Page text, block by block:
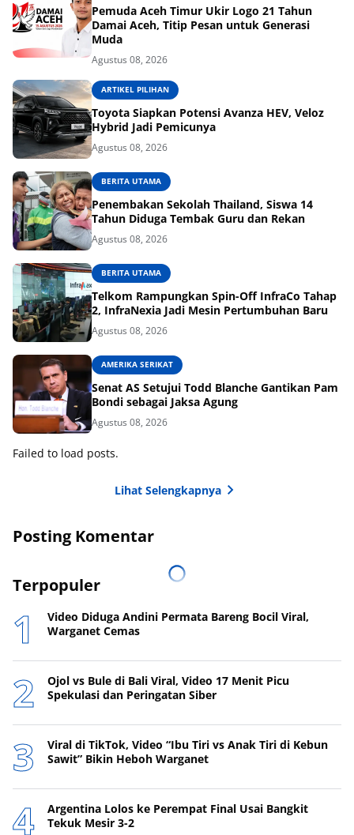
Pemuda Aceh Timur Ukir Logo 21 Tahun
Damai Aceh, Titip Pesan untuk Generasi
Muda
Agustus 08, 2026
ARTIKEL PILIHAN
Toyota Siapkan Potensi Avanza HEV, Veloz
Hybrid Jadi Pemicunya
Agustus 08, 2026
BERITA UTAMA
Penembakan Sekolah Thailand, Siswa 14
Tahun Diduga Tembak Guru dan Rekan
Agustus 08, 2026
BERITA UTAMA
Telkom Rampungkan Spin-Off InfraCo Tahap
2, InfraNexia Jadi Mesin Pertumbuhan Baru
Agustus 08, 2026
AMERIKA SERIKAT
Senat AS Setujui Todd Blanche Gantikan Pam
Bondi sebagai Jaksa Agung
Agustus 08, 2026
Failed to load posts.
Lihat Selengkapnya
Posting Komentar
Terpopuler
Video Diduga Andini Permata Bareng Bocil Viral,
Warganet Cemas
Ojol vs Bule di Bali Viral, Video 17 Menit Picu
Spekulasi dan Peringatan Siber
Viral di TikTok, Video “Ibu Tiri vs Anak Tiri di Kebun
Sawit” Bikin Heboh Warganet
Argentina Lolos ke Perempat Final Usai Bangkit
Tekuk Mesir 3-2